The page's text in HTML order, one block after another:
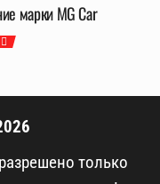
марки MG Car
только